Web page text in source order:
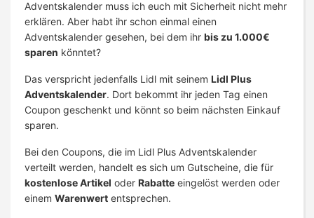
Adventskalender muss ich euch mit Sicherheit nicht mehr
erklären. Aber habt ihr schon einmal einen
Adventskalender gesehen, bei dem ihr bis zu 1.000€
sparen könntet?
Das verspricht jedenfalls Lidl mit seinem Lidl Plus
Adventskalender. Dort bekommt ihr jeden Tag einen
Coupon geschenkt und könnt so beim nächsten Einkauf
sparen.
Bei den Coupons, die im Lidl Plus Adventskalender
verteilt werden, handelt es sich um Gutscheine, die für
kostenlose Artikel oder Rabatte eingelöst werden oder
einem Warenwert entsprechen.